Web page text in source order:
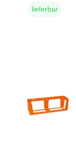
lieferbar